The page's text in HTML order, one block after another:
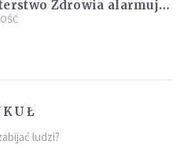
Zdrowia alarmuje
z czerwca
ludzi?